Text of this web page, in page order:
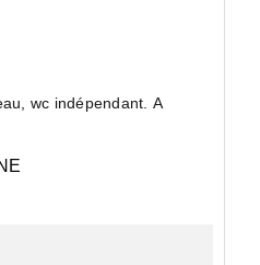
wc indépendant. A